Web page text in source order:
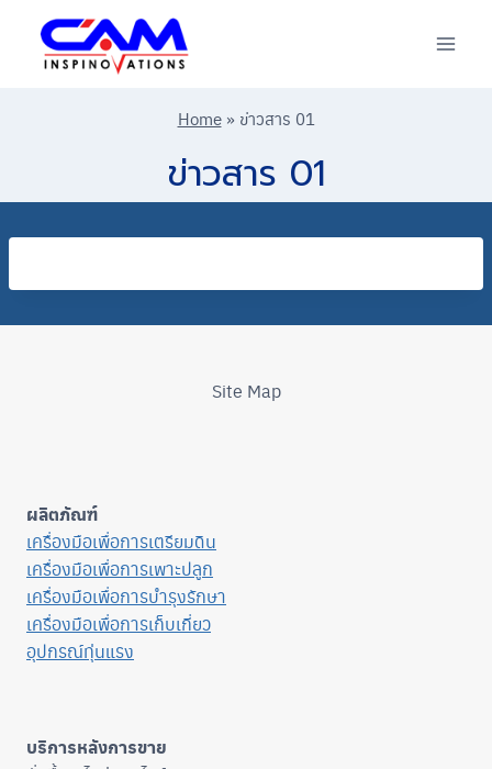
content
Home» ข่าวสาร 01
ข่าวสาร 01
Site Map
ผลิตภัณฑ์
เครื่องมือเพื่อการเตรียมดิน
เครื่องมือเพื่อการเพาะปลูก
เครื่องมือเพื่อการบำรุงรักษา
เครื่องมือเพื่อการเก็บเกี่ยว
อุปกรณ์ทุ่นแรง
บริการหลังการขาย